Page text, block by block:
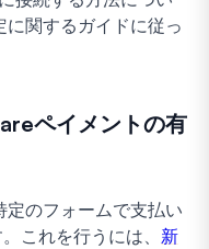
関するガイドに従っ
ペイメントの有
のフォームで支払い
これを行うには、 新